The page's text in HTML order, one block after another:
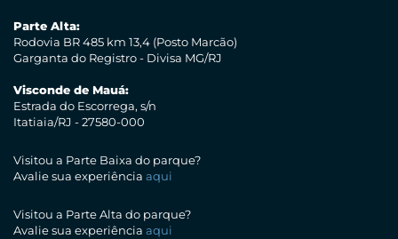
Parte Alta:
Rodovia BR 485 km 13,4 (Posto Marcão)
Garganta do Registro - Divisa MG/RJ
Visconde de Mauá:
Estrada do Escorrega, s/n
Itatiaia/RJ - 27580-000
Visitou a Parte Baixa do parque?
Avalie sua experiência aqui
Visitou a Parte Alta do parque?
Avalie sua experiência aqui